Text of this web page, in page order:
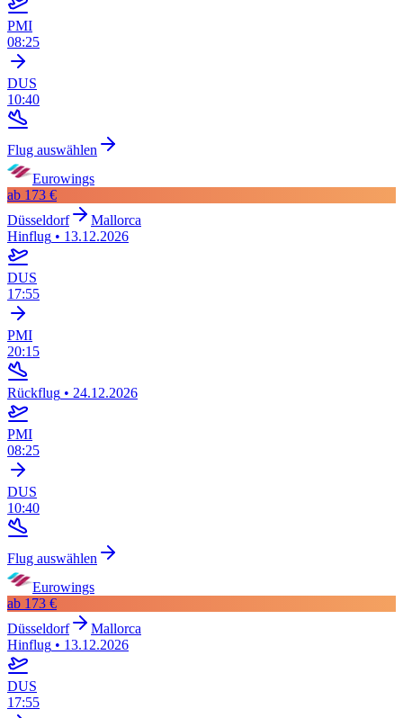
PMI
08:25
DUS
10:40
Flug auswählen
Eurowings
ab 173 €
Düsseldorf
Mallorca
Hinflug • 13.12.2026
DUS
17:55
PMI
20:15
Rückflug • 24.12.2026
PMI
08:25
DUS
10:40
Flug auswählen
Eurowings
ab 173 €
Düsseldorf
Mallorca
Hinflug • 13.12.2026
DUS
17:55